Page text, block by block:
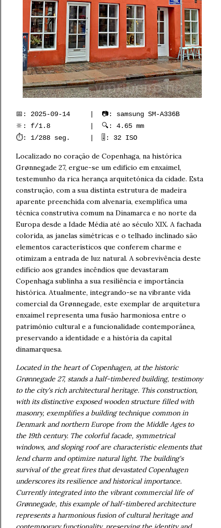
📅: 2025-09-14 | 📷: samsung SM-A336B
🔆: f/1.8 | 🔍: 4.65 mm
⏱️: 1/288 seg. | 🎚️: 32 ISO
Localizado no coração de Copenhaga, na histórica
Grønnegade 27, ergue-se um edifício em enxaimel,
testemunho da rica herança arquitetónica da cidade. Esta
construção, com a sua distinta estrutura de madeira
aparente preenchida com alvenaria, exemplifica uma
técnica construtiva comum na Dinamarca e no norte da
Europa desde a Idade Média até ao século XIX. A fachada
colorida, as janelas simétricas e o telhado inclinado são
elementos característicos que conferem charme e
otimizam a entrada de luz natural. A sobrevivência deste
edifício aos grandes incêndios que devastaram
Copenhaga sublinha a sua resiliência e importância
histórica. Atualmente, integrando-se na vibrante vida
comercial da Grønnegade, este exemplar de arquitetura
enxaimel representa uma fusão harmoniosa entre o
património cultural e a funcionalidade contemporânea,
preservando a identidade e a história da capital
dinamarquesa.
Located in the heart of Copenhagen, at the historic
Grønnegade 27, stands a half-timbered building, testimony
to the city's rich architectural heritage. This construction,
with its distinctive exposed wooden structure filled with
masonry, exemplifies a building technique common in
Denmark and northern Europe from the Middle Ages to
the 19th century. The colorful facade, symmetrical
windows, and sloping roof are characteristic elements that
lend charm and optimize natural light. The building's
survival of the great fires that devastated Copenhagen
underscores its resilience and historical importance.
Currently integrated into the vibrant commercial life of
Grønnegade, this example of half-timbered architecture
represents a harmonious fusion of cultural heritage and